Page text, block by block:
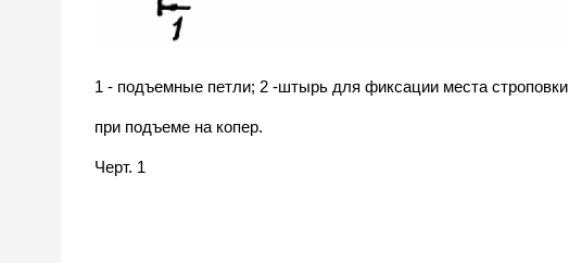
1 - подъемные петли; 2 -штырь для фиксации места строповки
при подъеме на копер.
Черт. 1